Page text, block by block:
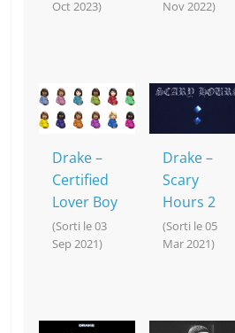
Oct 2023)
Nov 2022)
Drake –
Certified
Lover Boy
(Sorti le 03
Sep 2021)
Drake –
Scary
Hours 2
(Sorti le 05
Mar 2021)